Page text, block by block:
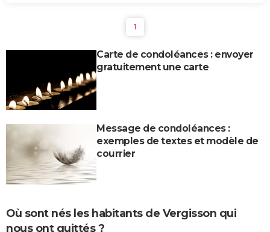
1
Carte de condoléances : envoyer
gratuitement une carte
Message de condoléances :
exemples de textes et modèle de
courrier
Où sont nés les habitants de Vergisson qui
nous ont quittés ?